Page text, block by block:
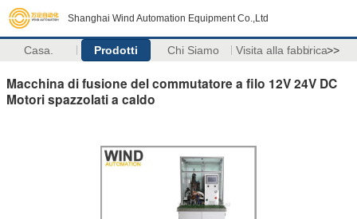
Shanghai Wind Automation Equipment Co.,Ltd
Casa. Prodotti Chi Siamo Visita alla fabbrica>>
Macchina di fusione del commutatore a filo 12V 24V DC
Motori spazzolati a caldo